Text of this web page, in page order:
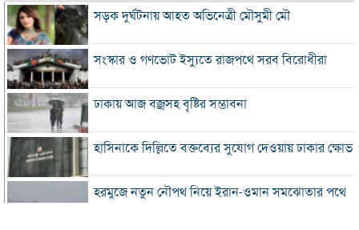
সড়ক দুর্ঘটনায় আহত অভিনেত্রী মৌসুমী মৌ
সংস্কার ও গণভোট ইস্যুতে রাজপথে সরব বিরোধীরা
ঢাকায় আজ বজ্রসহ বৃষ্টির সম্ভাবনা
হাসিনাকে দিল্লিতে বক্তব্যের সুযোগ দেওয়ায় ঢাকার ক্ষোভ
হরমুজে নতুন নৌপথ নিয়ে ইরান-ওমান সমঝোতার পথে